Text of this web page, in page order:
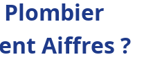
Plombier
Aiffres ?